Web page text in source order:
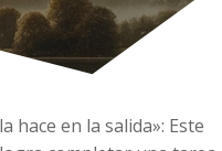
hace en la salida»: Este